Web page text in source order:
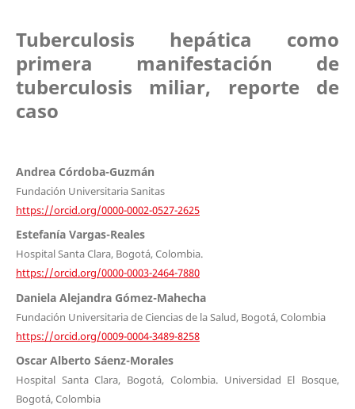
Tuberculosis hepática como
primera manifestación de
tuberculosis miliar, reporte de
caso
Andrea Córdoba-Guzmán
Fundación Universitaria Sanitas
https://orcid.org/0000-0002-0527-2625
Estefanía Vargas-Reales
Hospital Santa Clara, Bogotá, Colombia.
https://orcid.org/0000-0003-2464-7880
Daniela Alejandra Gómez-Mahecha
Fundación Universitaria de Ciencias de la Salud, Bogotá, Colombia
https://orcid.org/0009-0004-3489-8258
Oscar Alberto Sáenz-Morales
Hospital Santa Clara, Bogotá, Colombia. Universidad El Bosque,
Bogotá, Colombia